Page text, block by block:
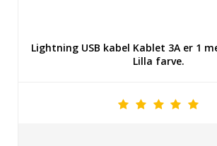
Lightning USB kabel Kablet 3A er 1
Lilla farve.